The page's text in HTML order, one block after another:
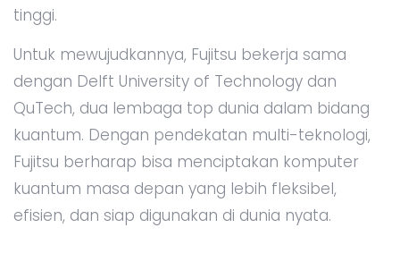
tinggi.
Untuk mewujudkannya, Fujitsu bekerja sama
dengan Delft University of Technology dan
QuTech, dua lembaga top dunia dalam bidang
kuantum. Dengan pendekatan multi-teknologi,
Fujitsu berharap bisa menciptakan komputer
kuantum masa depan yang lebih fleksibel,
efisien, dan siap digunakan di dunia nyata.